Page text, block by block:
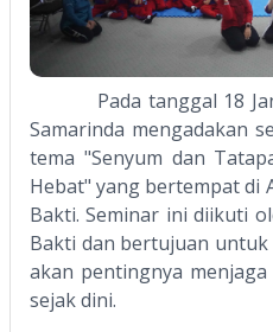
Pada tanggal 18
Samarinda mengadakan
tema "Senyum dan
Hebat" yang bertempat di
Bakti. Seminar ini diikuti
Bakti dan bertujuan
akan pentingnya
sejak dini.